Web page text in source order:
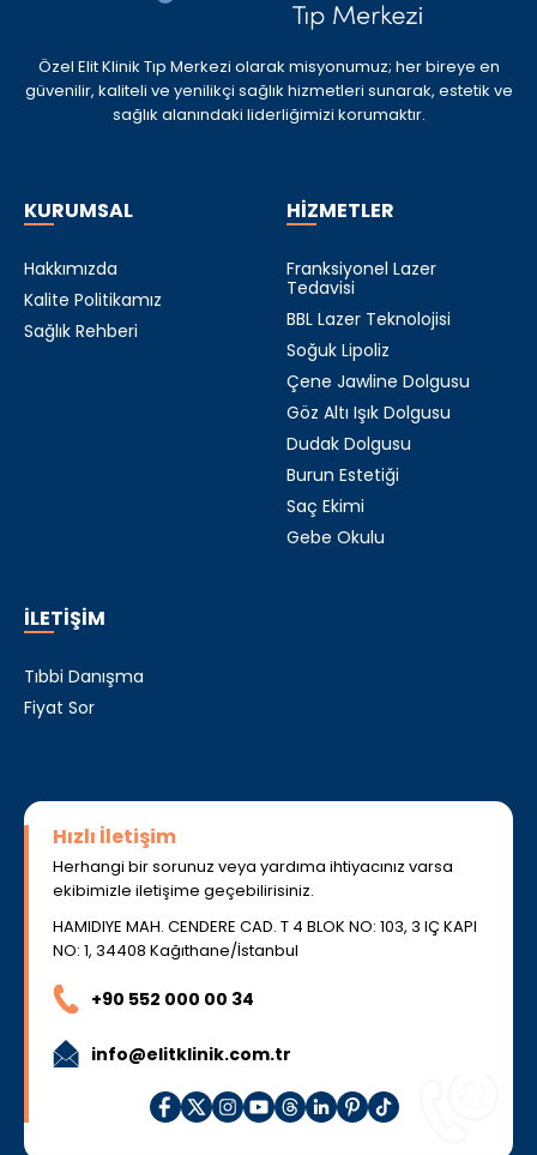
Özel Elit Klinik Tıp Merkezi olarak misyonumuz; her bireye en
güvenilir, kaliteli ve yenilikçi sağlık hizmetleri sunarak, estetik ve
sağlık alanındaki liderliğimizi korumaktır.
KURUMSAL
Hakkımızda
Kalite Politikamız
Sağlık Rehberi
HİZMETLER
Franksiyonel Lazer
Tedavisi
BBL Lazer Teknolojisi
Soğuk Lipoliz
Çene Jawline Dolgusu
Göz Altı Işık Dolgusu
Dudak Dolgusu
Burun Estetiği
Saç Ekimi
Gebe Okulu
İLETİŞİM
Tıbbi Danışma
Fiyat Sor
Hızlı İletişim
Herhangi bir sorunuz veya yardıma ihtiyacınız varsa
ekibimizle iletişime geçebilirisiniz.
HAMIDIYE MAH. CENDERE CAD. T 4 BLOK NO: 103, 3 IÇ KAPI
NO: 1, 34408 Kağıthane/İstanbul
+90 552 000 00 34
info@elitklinik.com.tr